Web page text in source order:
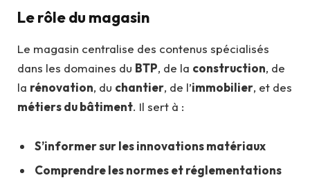
Le rôle du magasin
Le magasin centralise des contenus spécialisés
dans les domaines du BTP, de la construction, de
la rénovation, du chantier, de l’immobilier, et des
métiers du bâtiment. Il sert à :
S’informer sur les innovations matériaux
Comprendre les normes et réglementations